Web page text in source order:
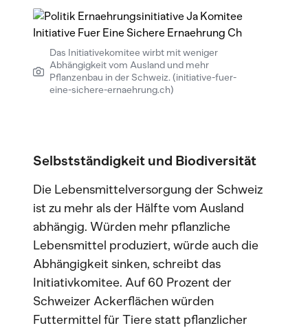
Das Initiativekomitee wirbt mit weniger
Abhängigkeit vom Ausland und mehr
Pflanzenbau in der Schweiz. (initiative-fuer-
eine-sichere-ernaehrung.ch)
Selbstständigkeit und Biodiversität
Die Lebensmittelversorgung der Schweiz
ist zu mehr als der Hälfte vom Ausland
abhängig. Würden mehr pflanzliche
Lebensmittel produziert, würde auch die
Abhängigkeit sinken, schreibt das
Initiativkomitee. Auf 60 Prozent der
Schweizer Ackerflächen würden
Futtermittel für Tiere statt pflanzlicher